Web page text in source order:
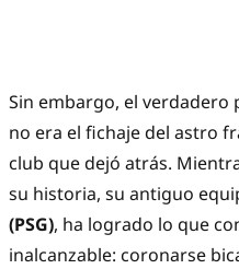
Sin embargo, el
no era el fichaje del astro
club que dejó atrás.
su historia, su antiguo
(PSG), ha logrado lo que
inalcanzable: coronarse